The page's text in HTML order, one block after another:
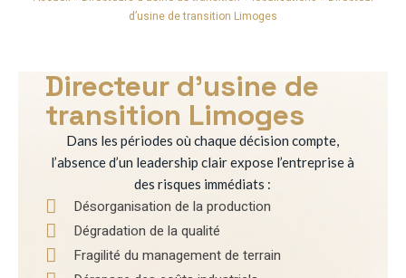
d’usine de transition Limoges
Directeur d’usine de
transition Limoges
Dans les périodes où chaque décision compte,
l’absence d’un leadership clair expose l’entreprise à
des risques immédiats :
Désorganisation de la production
Dégradation de la qualité
Fragilité du management de terrain